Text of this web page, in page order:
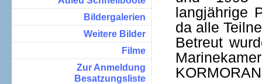
langjährige
da alle
Betreut
Bildergalerien
Weitere Bilder
Filme
Zur Anmeldung
Besatzungsliste